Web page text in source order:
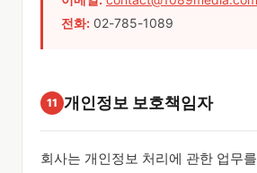
전화: 02-785-1089
11 개인정보 보호책임자
회사는 개인정보 처리에 관한 업무